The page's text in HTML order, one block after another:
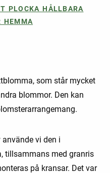
PLOCKA HÅLLBARA
HEMMA
som står mycket
blommor. Den kan
vi den i
tillsammans med granris
på kransar. Det var